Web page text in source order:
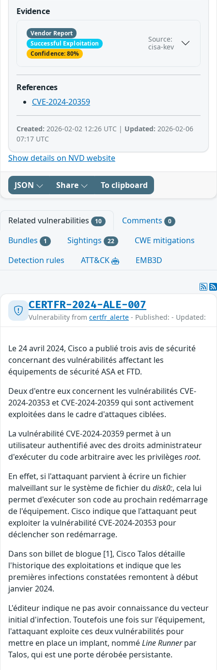
Evidence
Vendor Report
Successful Exploitation
Confidence: 80%
Source:
cisa-kev
References
CVE-2024-20359
Created: 2026-02-02 12:26 UTC | Updated: 2026-02-06
07:17 UTC
Show details on NVD website
JSON Share To clipboard
Related vulnerabilities 10 Comments 0
Bundles 1 Sightings 22
CWE mitigations
Detection rules
ATT&CK EMB3D
CERTFR-2024-ALE-007
Vulnerability from certfr_alerte - Published: - Updated:
Le 24 avril 2024, Cisco a publié trois avis de sécurité
concernant des vulnérabilités affectant les
équipements de sécurité ASA et FTD.
Deux d'entre eux concernent les vulnérabilités CVE-
2024-20353 et CVE-2024-20359 qui sont activement
exploitées dans le cadre d'attaques ciblées.
La vulnérabilité CVE-2024-20359 permet à un
utilisateur authentifié avec des droits administrateur
d'exécuter du code arbitraire avec les privilèges root.
En effet, si l'attaquant parvient à écrire un fichier
malveillant sur le système de fichier du disk0:, cela lui
permet d'exécuter son code au prochain redémarrage
de l'équipement. Cisco indique que l'attaquant peut
exploiter la vulnérabilité CVE-2024-20353 pour
déclencher son redémarrage.
Dans son billet de blogue [1], Cisco Talos détaille
l'historique des exploitations et indique que les
premières infections constatées remontent à début
janvier 2024.
L'éditeur indique ne pas avoir connaissance du vecteur
initial d'infection. Toutefois une fois sur l'équipement,
l'attaquant exploite ces deux vulnérabilités pour
mettre en place un implant, nomméLine Runnerpar
Talos, qui est une porte dérobée persistante.